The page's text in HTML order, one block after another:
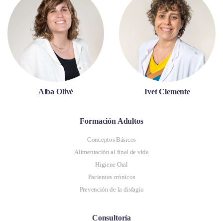
Alba Olivé Ivet Clemente
Formación Adultos
Conceptos Básicos
Alimentación al final de vida
Higiene Oral
Pacientes crónicos
Prevención de la disfagia
Consultoría